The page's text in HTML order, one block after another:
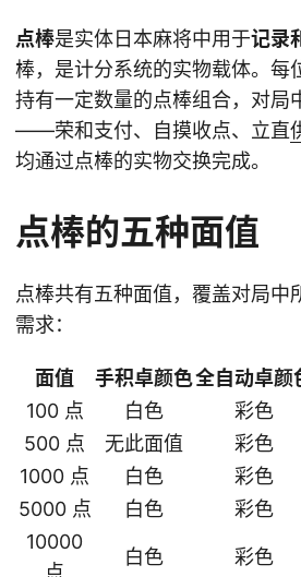
点棒是实体日本麻将中用于记录
棒，是计分系统的实物载体。每
持有一定数量的点棒组合，对局
——荣和支付、自摸收点、立直
均通过点棒的实物交换完成。
点棒的五种面值
点棒共有五种面值，覆盖对局中
需求：
面值 手积卓颜色全自动卓颜
100 点
白色 彩色
500 点
无此面值 彩色
1000 点
白色 彩色
5000 点
白色 彩色
10000
白色 彩色